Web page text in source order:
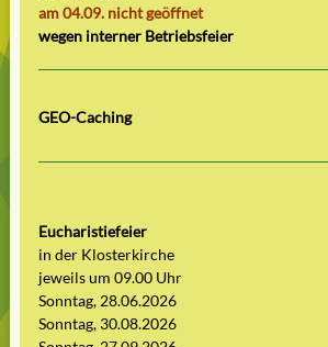
am 04.09. nicht geöffnet
wegen interner Betriebsfeier
GEO-Caching
Eucharistiefeier
in der Klosterkirche
jeweils um 09.00 Uhr
Sonntag, 28.06.2026
Sonntag, 30.08.2026